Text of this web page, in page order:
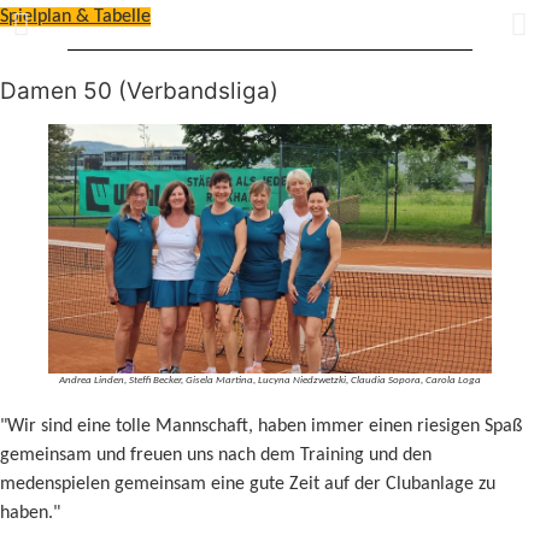
Spielplan & Tabelle
Damen 50 (Verbandsliga)
Andrea Linden, Steffi Becker, Gisela Martina, Lucyna Niedzwetzki, Claudia Sopora, Carola Loga
"Wir sind eine tolle Mannschaft, haben immer einen riesigen Spaß
gemeinsam und freuen uns nach dem Training und den
medenspielen gemeinsam eine gute Zeit auf der Clubanlage zu
haben."